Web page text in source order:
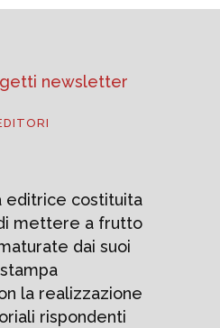
editrice costituita
mettere a frutto
dai suoi
la realizzazione
rispondenti